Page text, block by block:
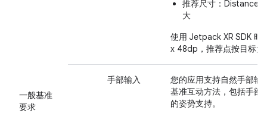
一般基准
要求
推荐尺寸：
大
使用 Jetpack XR SDK 时
x 48dp，推荐点按目标
手部输入
您的应用支持自然手部输
基准互动方法，包括手部
的姿势支持。